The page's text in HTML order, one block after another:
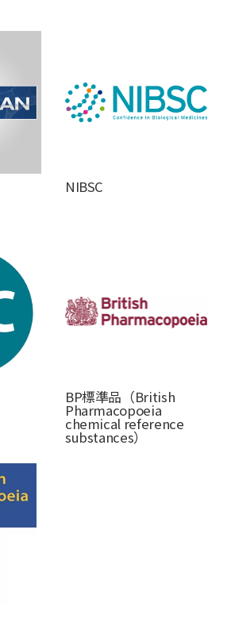
NIBSC
BP標準品（British
Pharmacopoeia
chemical reference
substances）